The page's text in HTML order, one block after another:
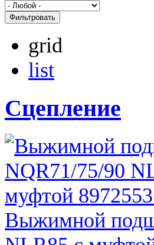
Фильтровать
grid
list
Сцепление
Выжимной